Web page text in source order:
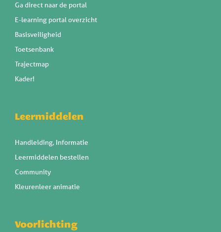
Ga direct naar de portal
E-learning portal overzicht
Basisveiligheid
Toetsenbank
Trajectmap
Kader!
Leermiddelen
Handleiding, Informatie
Leermiddelen bestellen
Community
Kleurenleer animatie
Voorlichting